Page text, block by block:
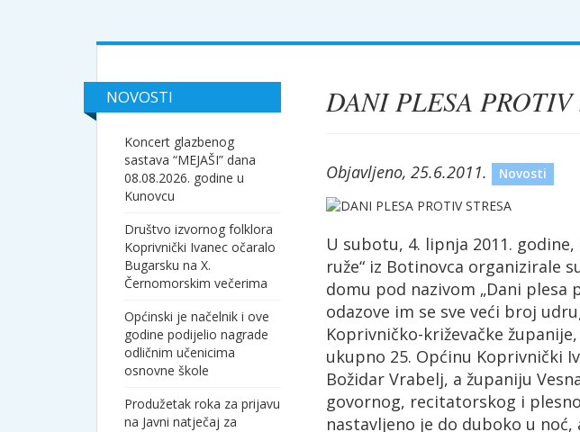
NOVOSTI
Koncert glazbenog
sastava “MEJAŠI” dana
08.08.2026. godine u
Kunovcu
Društvo izvornog folklora
Koprivnički Ivanec očaralo
Bugarsku na X.
Černomorskim večerima
Općinski je načelnik i ove
godine podijelio nagrade
odličnim učenicima
osnovne škole
Produžetak roka za prijavu
na Javni natječaj za
DANI PLESA PROTIV
Objavljeno, 25.6.2011. Novosti
U subotu, 4. lipnja 2011. godine,
ruže“ iz Botinovca organizirale
domu pod nazivom „Dani plesa
odazove im se sve veći broj
Koprivničko-križevačke
ukupno 25. Općinu Koprivnički
Božidar Vrabelj, a županiju
govornog, recitatorskog i
nastavljeno je do duboko u